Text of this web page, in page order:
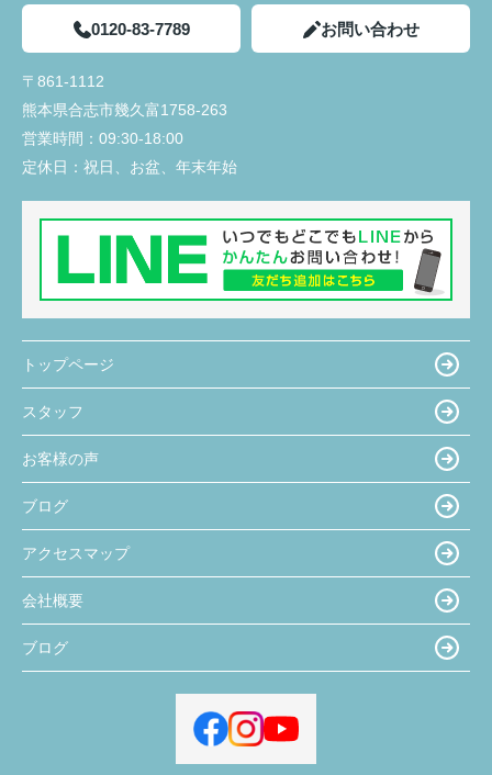
0120-83-7789 お問い合わせ
〒861-1112
熊本県合志市幾久富1758-263
営業時間： 09:30-18:00
定休日： 祝日、お盆、年末年始
トップページ
スタッフ
お客様の声
ブログ
アクセスマップ
会社概要
ブログ